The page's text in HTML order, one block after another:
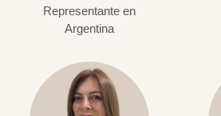
Representante en
Argentina